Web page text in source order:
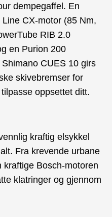
dempegaffel. En
CX-motor (85 Nm,
RIB 2.0
en Purion 200
CUES 10 girs
skivebremser for
oppsettet ditt.
kraftig elsykkel
Fra krevende urbane
kraftige Bosch-motoren
klatringer og gjennom